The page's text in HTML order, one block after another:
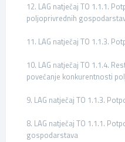
12. LAG natječaj TO 1.1.1.
poljoprivrednih
11. LAG natječaj TO 1.1.3.
10. LAG natječaj TO 1.1.4.
povećanje konkurentnosti
9. LAG natječaj TO 1.1.3.
8. LAG natječaj TO 1.1.1.
gospodarstava